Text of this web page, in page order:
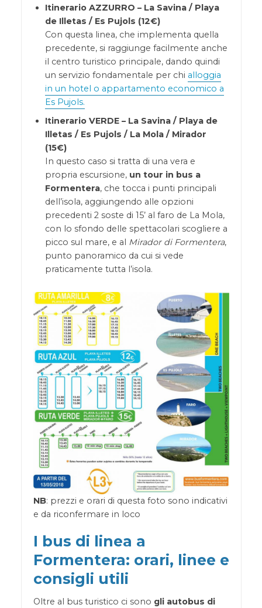
Itinerario AZZURRO – La Savina / Playa
de Illetas / Es Pujols (12€)
Con questa linea, che implementa quella
precedente, si raggiunge facilmente anche
il centro turistico principale, dando quindi
un servizio fondamentale per chi alloggia
in un hotel o appartamento economico a
Es Pujols.
Itinerario VERDE – La Savina / Playa de
Illetas / Es Pujols / La Mola / Mirador
(15€)
In questo caso si tratta di una vera e
propria escursione, un tour in bus a
Formentera, che tocca i punti principali
dell’isola, aggiungendo alle opzioni
precedenti 2 soste di 15’ al faro de La Mola,
con lo sfondo delle spettacolari scogliere a
picco sul mare, e al Mirador di Formentera,
punto panoramico da cui si vede
praticamente tutta l’isola.
NB: prezzi e orari di questa foto sono indicativi
e da riconfermare in loco
I bus di linea a
Formentera: orari, linee e
consigli utili
Oltre al bus turistico ci sono gli autobus di